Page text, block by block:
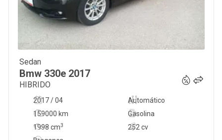
Sedan
Bmw 330e 2017
HIBRIDO
2017 / 04
Automático
159000 km
252 cv
Gasolina
1998 cm3